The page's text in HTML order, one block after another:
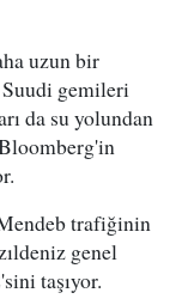
uzun bir
Suudi gemileri
da su yolundan
trafiğinin
genel
taşıyor.